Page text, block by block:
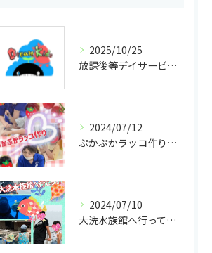
2025/10/25
放課後等デイサービスで学ぶ書道アートの魅力と効果
2024/07/12
ぷかぷかラッコ作りに挑戦！！
2024/07/10
大洗水族館へ行ってきました！！